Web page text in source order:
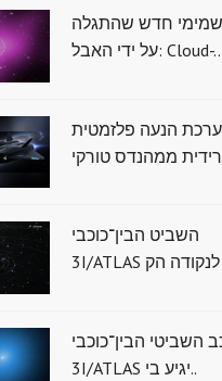
חדש שהתגלה
על ידי האבל: Cloud-..
הנעה פלזמטית
השביט הבין־כוכבי
השביטי הבין־כוכבי
3I/ATLAS יגיע בי..